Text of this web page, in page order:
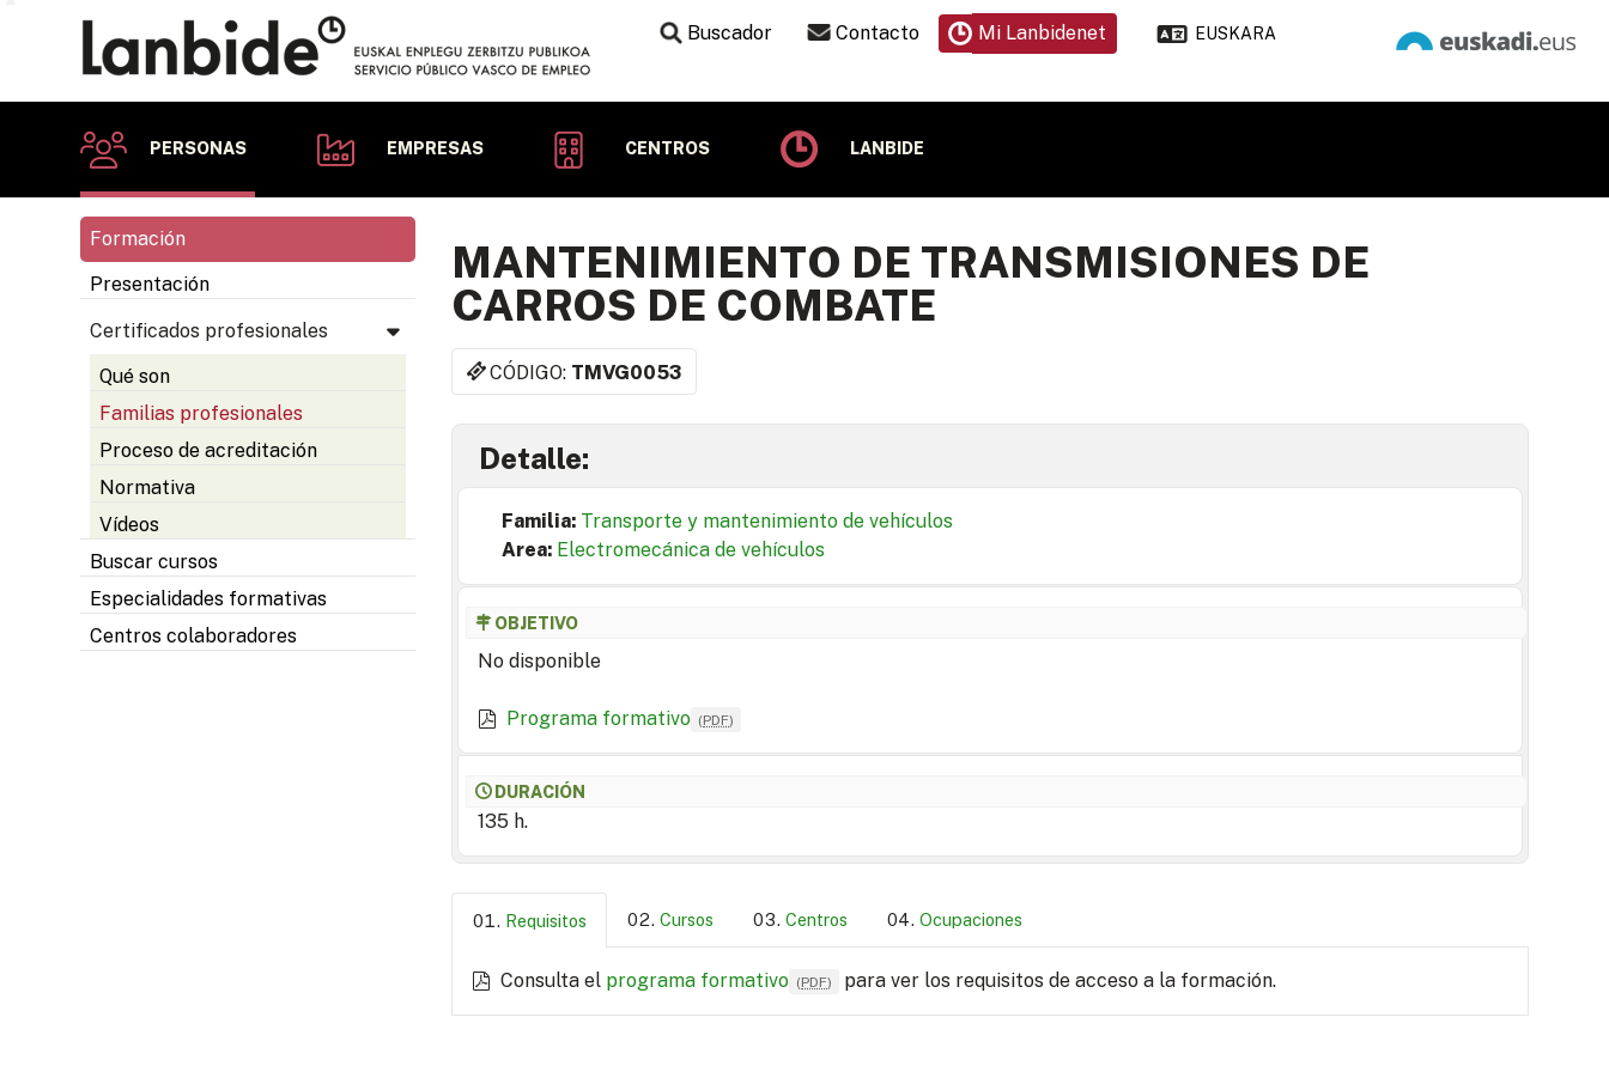
Buscador Contacto Mi Lanbidenet EUSKARA
PERSONAS EMPRESAS CENTROS LANBIDE
Formación
Presentación
Certificados profesionales
Qué son
Familias profesionales
Proceso de acreditación
Normativa
Vídeos
Buscar cursos
Especialidades formativas
Centros colaboradores
MANTENIMIENTO DE TRANSMISIONES DE
CARROS DE COMBATE
CÓDIGO: TMVG0053
Detalle:
Familia: Transporte y mantenimiento de vehículos
Area: Electromecánica de vehículos
OBJETIVO
No disponible
Programa formativo (PDF)
DURACIÓN
135 h.
Requisitos Cursos Centros Ocupaciones
Consulta el programa formativo (PDF) para ver los requisitos de acceso a la formación.